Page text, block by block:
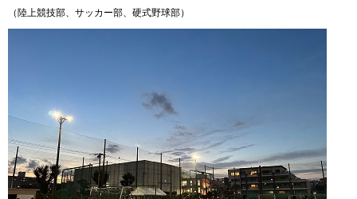
（陸上競技部、サッカー部、硬式野球部）